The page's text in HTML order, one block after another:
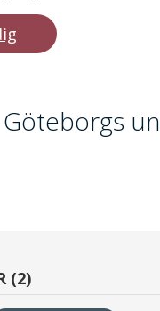
Göteborgs
(2)